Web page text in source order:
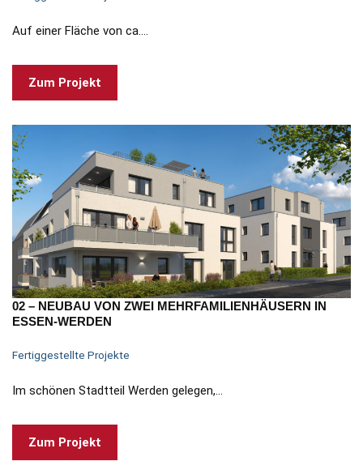
Auf einer Fläche von ca.…
Zum Projekt
02 – NEUBAU VON ZWEI MEHRFAMILIENHÄUSERN IN
ESSEN-WERDEN
Fertiggestellte Projekte
Im schönen Stadtteil Werden gelegen,…
Zum Projekt